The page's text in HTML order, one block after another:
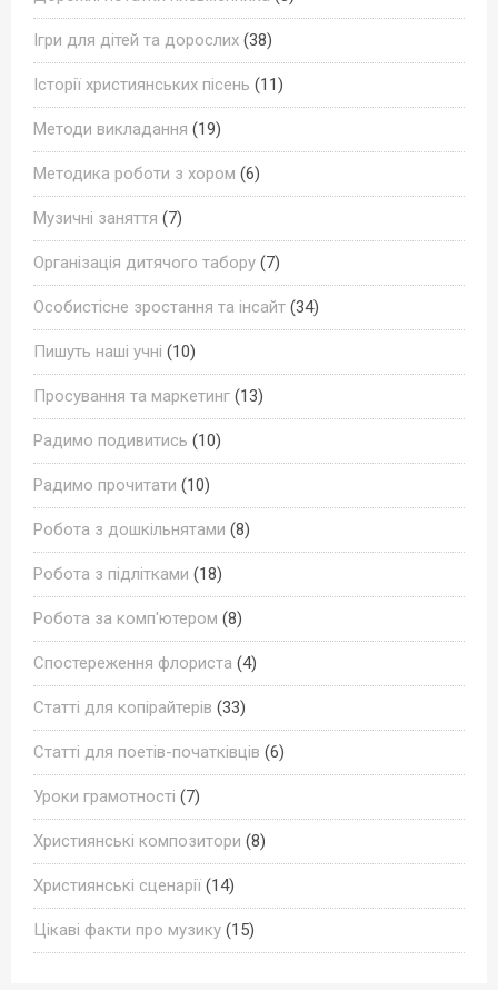
Ігри для дітей та дорослих (38)
Історії християнських пісень (11)
Методи викладання (19)
Методика роботи з хором (6)
Музичні заняття (7)
Організація дитячого табору (7)
Особистісне зростання та інсайт (34)
Пишуть наші учні (10)
Просування та маркетинг (13)
Радимо подивитись (10)
Радимо прочитати (10)
Робота з дошкільнятами (8)
Робота з підлітками (18)
Робота за комп'ютером (8)
Спостереження флориста (4)
Статті для копірайтерів (33)
Статті для поетів-початківців (6)
Уроки грамотності (7)
Християнські композитори (8)
Християнські сценарії (14)
Цікаві факти про музику (15)